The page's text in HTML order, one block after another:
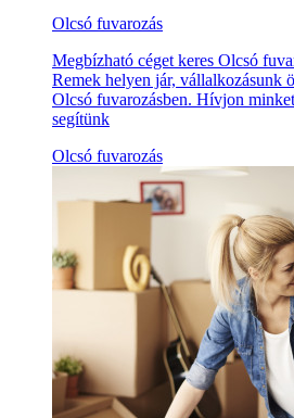
Olcsó fuvarozás
Megbízható céget keres Olcsó
Remek helyen jár, vállalkozásunk
Olcsó fuvarozásben. Hívjon
segítünk
Olcsó fuvarozás